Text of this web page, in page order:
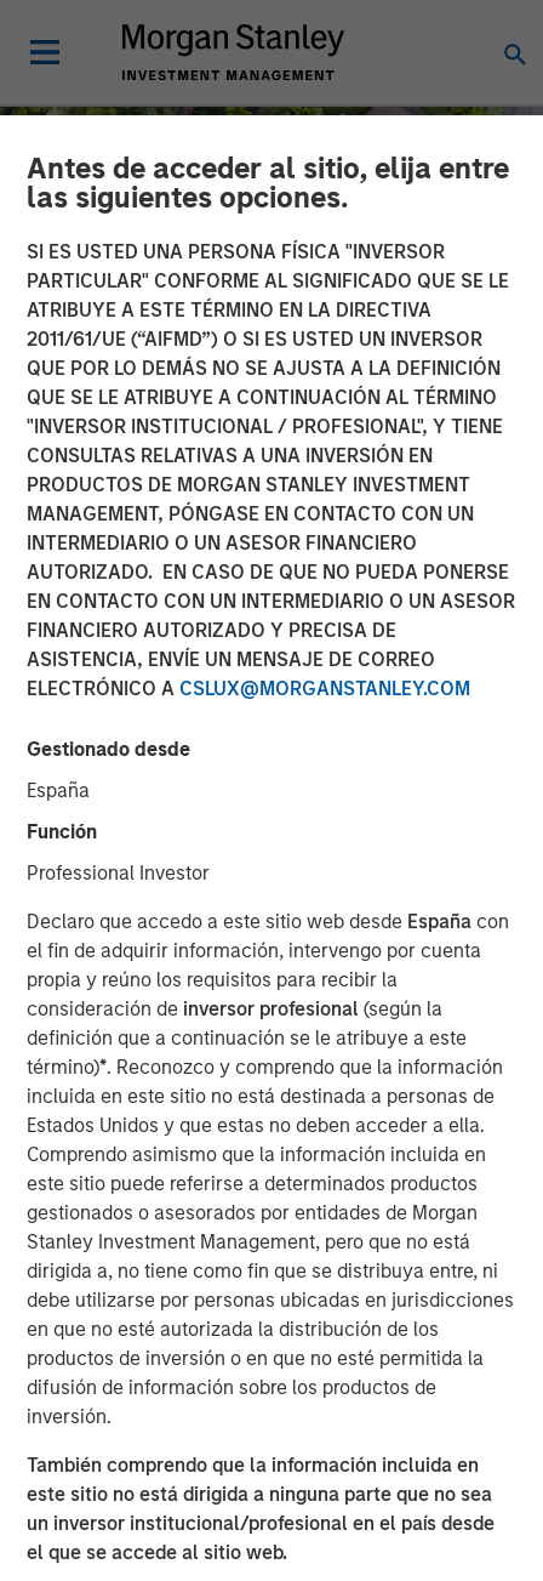
Antes de acceder al sitio, elija entre
las siguientes opciones.
SI ES USTED UNA PERSONA FÍSICA "INVERSOR
PARTICULAR" CONFORME AL SIGNIFICADO QUE SE LE
ATRIBUYE A ESTE TÉRMINO EN LA DIRECTIVA
2011/61/UE (“AIFMD”) O SI ES USTED UN INVERSOR
QUE POR LO DEMÁS NO SE AJUSTA A LA DEFINICIÓN
QUE SE LE ATRIBUYE A CONTINUACIÓN AL TÉRMINO
"INVERSOR INSTITUCIONAL / PROFESIONAL", Y TIENE
CONSULTAS RELATIVAS A UNA INVERSIÓN EN
PRODUCTOS DE MORGAN STANLEY INVESTMENT
MANAGEMENT, PÓNGASE EN CONTACTO CON UN
INTERMEDIARIO O UN ASESOR FINANCIERO
AUTORIZADO. EN CASO DE QUE NO PUEDA PONERSE
EN CONTACTO CON UN INTERMEDIARIO O UN ASESOR
FINANCIERO AUTORIZADO Y PRECISA DE
ASISTENCIA, ENVÍE UN MENSAJE DE CORREO
ELECTRÓNICO A CSLUX@MORGANSTANLEY.COM
Gestionado desde
España
Función
Professional Investor
Declaro que accedo a este sitio web desde España con
el fin de adquirir información, intervengo por cuenta
propia y reúno los requisitos para recibir la
consideración de inversor profesional(según la
definición que a continuación se le atribuye a este
término)*. Reconozco y comprendo que la información
incluida en este sitio no está destinada a personas de
Estados Unidos y que estas no deben acceder a ella.
Comprendo asimismo que la información incluida en
este sitio puede referirse a determinados productos
gestionados o asesorados por entidades de Morgan
Stanley Investment Management, pero que no está
dirigida a, no tiene como fin que se distribuya entre, ni
debe utilizarse por personas ubicadas en jurisdicciones
en que no esté autorizada la distribución de los
productos de inversión o en que no esté permitida la
difusión de información sobre los productos de
inversión.
También comprendo que la información incluida en
este sitio no está dirigida a ninguna parte que no sea
un inversor institucional/profesional en el país desde
el que se accede al sitio web.
INSIGHTS
Quantitative Easing Has
Begun: Is It Enough to
Meaningfully Lower
Mortgage Rates?
15 ENERO 2026
The Authors
Andrew Szczurowski, CFA
Gregory A. Finck
Managing Director
For over a quarter century, a well-known investment
mantra – “Don’t Fight the Fed” – has advised investors to
align their strategies with the prevailing monetary policy
of the U.S. Federal Reserve. In other words, the Fed's
influence on financial markets is so powerful that going
against its direction is likely to result in losses. While that
theory remains in play today, it is less relevant now as the
Fed is less active in markets.
A new narrative for the markets has evolved over the past
12 months: don’t fight the U.S. presidential administration.
Most recently, the administration has become more
focused on the U.S. housing market and more specifically,
ways to increase affordability, which is likely to be a 2026
mid-term election topic.
But how do you get more affordable housing? Two main